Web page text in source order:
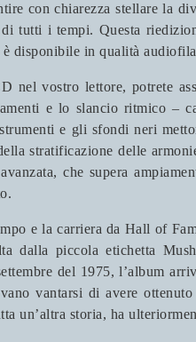
con chiarezza stellare la
tutti i tempi. Questa
disponibile in qualità
nel vostro lettore, potrete
e lo slancio ritmico –
e gli sfondi neri
stratificazione delle
che supera
e la carriera da Hall of
dalla piccola etichetta
del 1975, l’album
vantarsi di avere
un’altra storia, ha